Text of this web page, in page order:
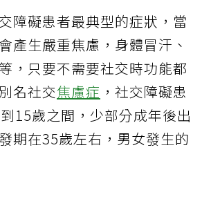
障礙患者最典型的症狀，當
產生嚴重焦慮，身體冒汗、
，只要不需要社交時功能都
名社交焦慮症 ，社交障礙患
15歲之間，少部分成年後出
期在35歲左右，男女發生的